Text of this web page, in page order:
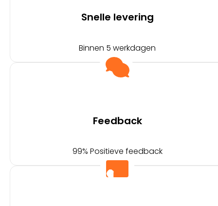
Snelle levering
Binnen 5 werkdagen
Feedback
99% Positieve feedback